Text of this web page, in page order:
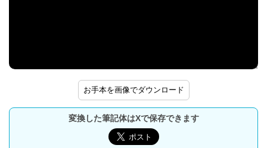
お手本を画像でダウンロード
変換した筆記体はXで保存できます